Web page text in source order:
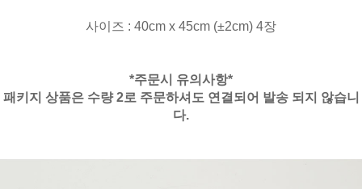
사이즈 : 40cm x 45cm (±2cm) 4장
*주문시 유의사항*
패키지 상품은 수량 2로 주문하셔도 연결되어 발송 되지 않습니
다.